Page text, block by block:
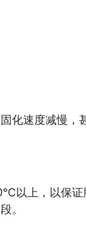
化速度减慢，
以上，以保
。